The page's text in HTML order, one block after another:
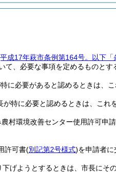
成17年萩市条例第164号。以下「
て、必要な事項を定めるものとす
に必要があると認めるときは、こ
が特に必要と認めるときは、これ
村環境改善センター使用許可申
許可書(別記第2号様式)を申請者に
げようとするときは、市長にそ